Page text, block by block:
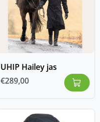
UHIP Hailey jas
€289,00